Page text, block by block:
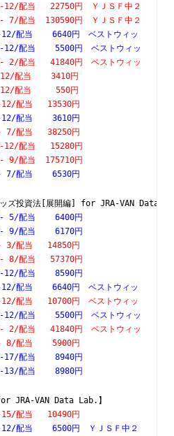
配当   22750円　ＹＪＳＦ中２
配当  130590円　ＹＪＳＦ中２
配当    6640円　ベストウィッ
配当    5500円　ベストウィッ
配当   41840円　ベストウィッ
　　 12/配当    3410円
　　 12/配当     550円
　 7-12/配当   13530円
　 7-12/配当    3610円
　12- 7/配当   38250円
7- 9-12/配当   15280円
7- 9/配当  175710円
　 1- 7/配当    6530円
ッズ投資法[展開編] for JRA-VAN Data
14- 5/配当    6400円
5- 3- 9/配当    6170円
　 2- 3/配当   14850円
2- 3- 8/配当   57370円
1-16-12/配当    8590円
配当    6640円　ベストウィッ
配当   10700円　ベストウィッ
配当    5500円　ベストウィッ
配当   41840円　ベストウィッ
　 4- 8/配当    5900円
3-13-17/配当    8940円
1-11-13/配当    8980円
JRA-VAN Data Lab.】
　 4-15/配当   10490円
配当    6500円　ＹＪＳＦ中２